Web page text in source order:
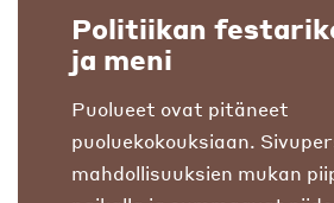
Politiikan
ja meni
Puolueet ovat pitäneet
puoluekokouksiaan.
mahdollisuuksien mukan